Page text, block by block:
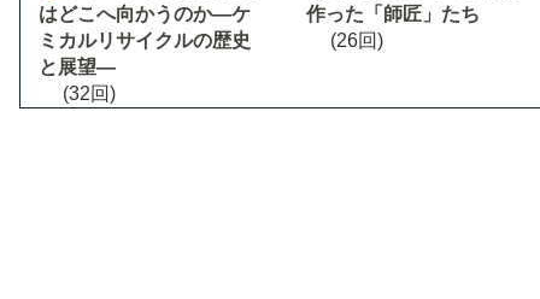
はどこへ向かうのか―ケ
ミカルリサイクルの歴史
と展望―
(32回)
作った「師匠」たち
(26回)